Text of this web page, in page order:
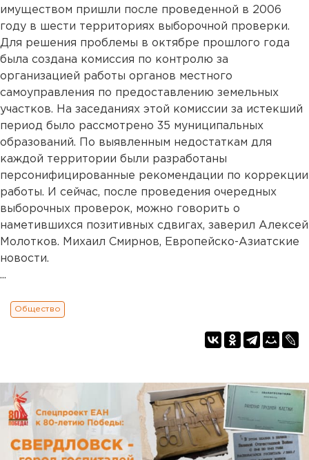
имуществом пришли после проведенной в 2006
году в шести территориях выборочной проверки.
Для решения проблемы в октябре прошлого года
была создана комиссия по контролю за
организацией работы органов местного
самоуправления по предоставлению земельных
участков. На заседаниях этой комиссии за истекший
период было рассмотрено 35 муниципальных
образований. По выявленным недостаткам для
каждой территории были разработаны
персонифицированные рекомендации по коррекции
работы. И сейчас, после проведения очередных
выборочных проверок, можно говорить о
наметившихся позитивных сдвигах, заверил Алексей
Молотков. Михаил Смирнов, Европейско-Азиатские
новости.
...
Общество